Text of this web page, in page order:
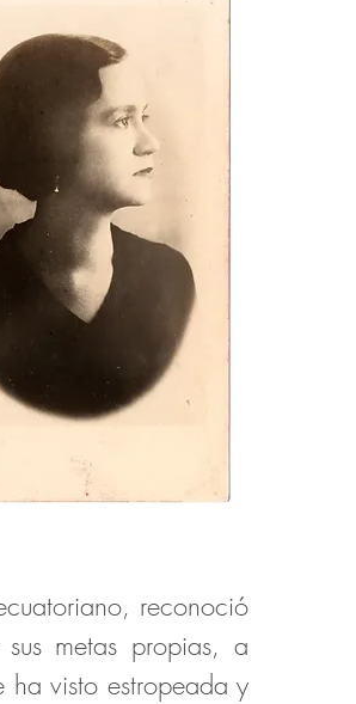
reconoció
metas propias, a
ha visto estropeada y